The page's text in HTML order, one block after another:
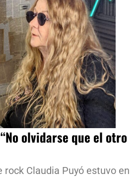
olvidarse que el otro
rock Claudia Puyó estuvo en